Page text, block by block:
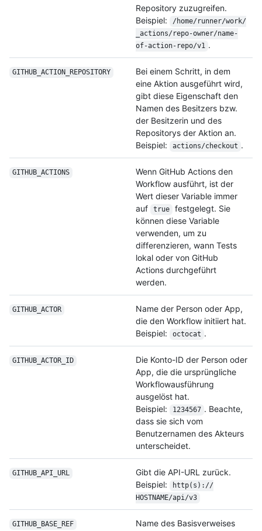
Repository zuzugreifen.
Beispiel:
/home/runner/work/
_actions/repo-owner/name-
of-action-repo/v1 .
GITHUB_ACTION_ REPOSITORY
Bei einem Schritt, in dem
eine Aktion ausgeführt wird,
gibt diese Eigenschaft den
Namen des Besitzers bzw.
der Besitzerin und des
Repositorys der Aktion an.
Beispiel:
actions/checkout .
GITHUB_ACTIONS
Wenn GitHub Actions den
Workflow ausführt, ist der
Wert dieser Variable immer
auf
true
festgelegt. Sie
können diese Variable
verwenden, um zu
differenzieren, wann Tests
lokal oder von GitHub
Actions durchgeführt
werden.
GITHUB_ACTOR
Name der Person oder App,
die den Workflow initiiert hat.
Beispiel:
octocat .
GITHUB_ACTOR_ID
Die Konto-ID der Person oder
App, die die ursprüngliche
Workflowausführung
ausgelöst hat.
Beispiel:
1234567 . Beachte,
dass sie sich vom
Benutzernamen des Akteurs
unterscheidet.
GITHUB_API_URL
Gibt die API-URL zurück.
Beispiel:
http(s)://
HOSTNAME/api/v3
GITHUB_BASE_REF
Name des Basisverweises